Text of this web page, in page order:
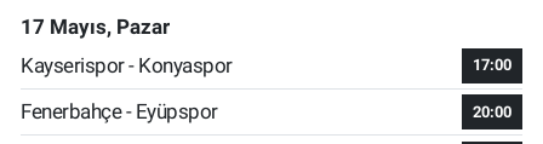
17 Mayıs, Pazar
Kayserispor - Konyaspor
17:00
Fenerbahçe - Eyüpspor 20:00